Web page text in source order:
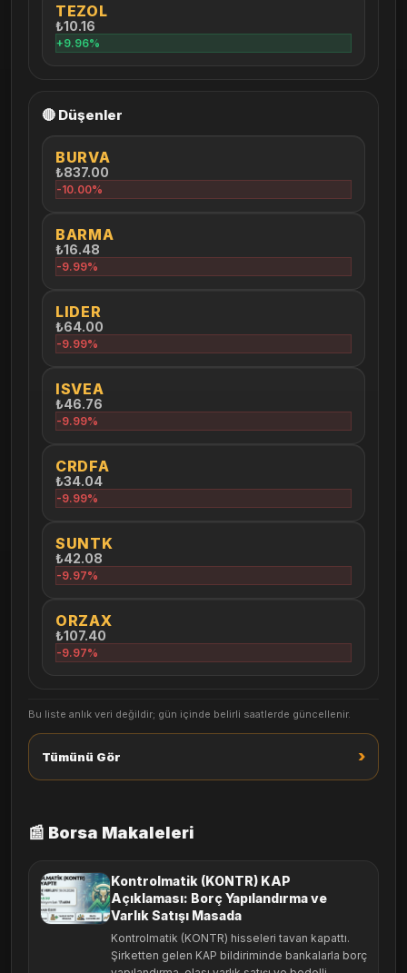
TEZOL
₺10.16
+9.96%
🔴 Düşenler
BURVA
₺837.00
-10.00%
BARMA
₺16.48
-9.99%
LIDER
₺64.00
-9.99%
ISVEA
₺46.76
-9.99%
CRDFA
₺34.04
-9.99%
SUNTK
₺42.08
-9.97%
ORZAX
₺107.40
-9.97%
Bu liste anlık veri değildir; gün içinde belirli saatlerde güncellenir.
Tümünü Gör ›
📰 Borsa Makaleleri
Kontrolmatik (KONTR) KAP
Açıklaması: Borç Yapılandırma ve
Varlık Satışı Masada
Kontrolmatik (KONTR) hisseleri tavan kapattı.
Şirketten gelen KAP bildiriminde bankalarla borç